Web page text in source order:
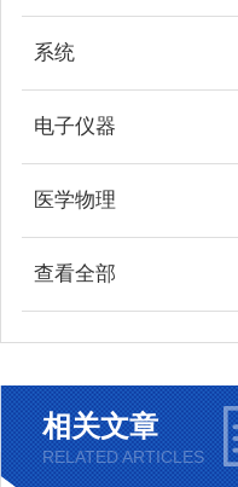
系统
电子仪器
医学物理
查看全部
相关文章
RELATED ARTICLES